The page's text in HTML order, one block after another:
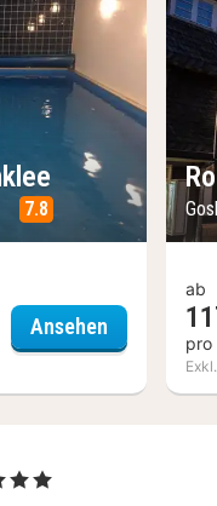
7.8
Ansehen Berghotel
ab
pro
Sterne